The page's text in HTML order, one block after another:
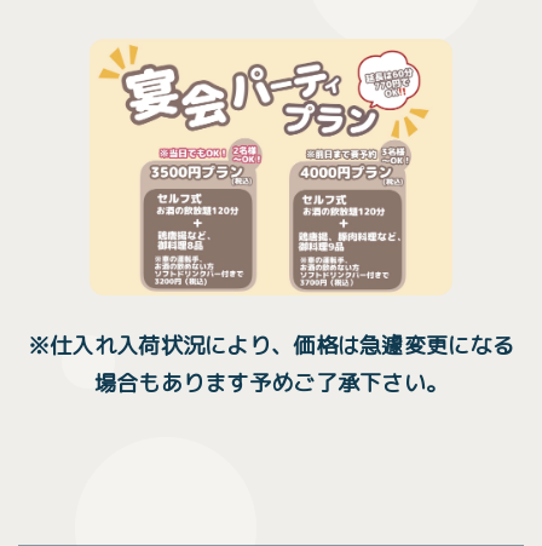
※仕入れ入荷状況により、価格は急遽変更になる
場合もあります予めご了承下さい。